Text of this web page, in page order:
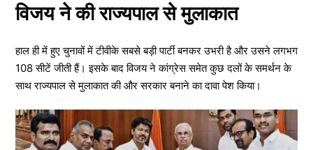
विजय ने की राज्यपाल से मुलाकात
हाल ही में हुए चुनावों में टीवीके सबसे बड़ी पार्टी बनकर उभरी है और उसने लगभग
108 सीटें जीती हैं। इसके बाद विजय ने कांग्रेस समेत कुछ दलों के समर्थन के
साथ राज्यपाल से मुलाकात की और सरकार बनाने का दावा पेश किया।